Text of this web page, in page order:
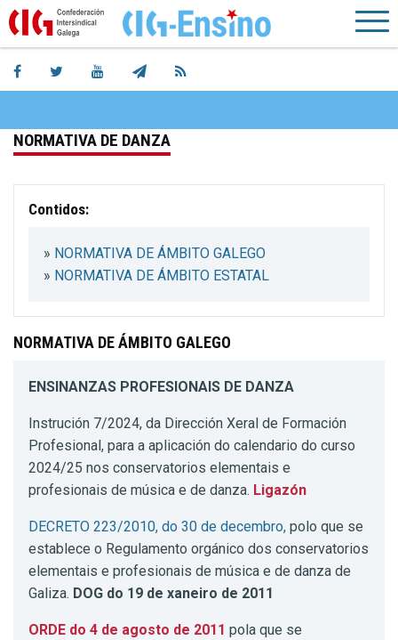
NORMATIVA DE DANZA
Contidos:
» NORMATIVA DE ÁMBITO GALEGO
» NORMATIVA DE ÁMBITO ESTATAL
NORMATIVA DE ÁMBITO GALEGO
ENSINANZAS PROFESIONAIS DE DANZA
Instrución 7/2024, da Dirección Xeral de Formación
Profesional, para a aplicación do calendario do curso
2024/25 nos conservatorios elementais e
profesionais de música e de danza. Ligazón
DECRETO 223/2010, do 30 de decembro, polo que se
establece o Regulamento orgánico dos conservatorios
elementais e profesionais de música e de danza de
Galiza. DOG do 19 de xaneiro de 2011
ORDE do 4 de agosto de 2011 pola que se